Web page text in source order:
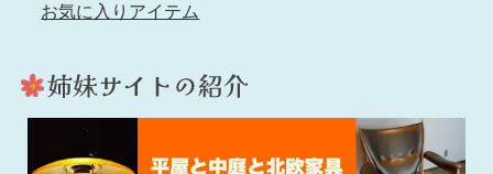
お気に入りアイテム